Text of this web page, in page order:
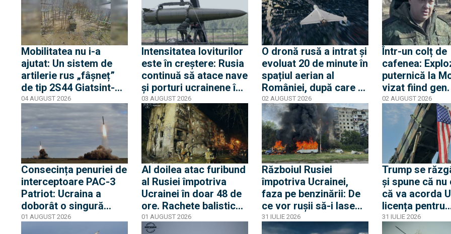
schimbări în
conducerea Armatei
ruse
răniți
împotriva orașelor
ucrainene
Mobilitatea nu i-a
ajutat: Un sistem de
artilerie rus „fâșneț”
de tip 2S44 Giatsint-K,
urmărit și distrus de o
dronă ucraineană
(Video). E doar al
doilea 2S44 distrus în
război
04 AUGUST 2026
Intensitatea loviturilor
este în creștere: Rusia
continuă să atace nave
și porturi ucrainene în
zona Mării Negre
03 AUGUST 2026
O dronă rusă a intrat și
evoluat 20 de minute în
spațiul aerian al
României, după care a
ieșit. La ieșire
ucrainenii au doborât-
o
02 AUGUST 2026
Într-un colț de
cafenea:
puternică la
vizat fiind
Aleksandr
șeful aviației
ruse cunoscut
„măcelarul din
Chaiko ar fi
supraviețuit
02 AUGUST 2026
Consecința penuriei de
interceptoare PAC-3
Patriot: Ucraina a
doborât o singură
rachetă balistică din
cele 27 de rachete
01 AUGUST 2026
Al doilea atac furibund
al Rusiei împotriva
Ucrainei în doar 48 de
ore. Rachete balistice
lansate sper Kiev au
lovit blocuri de
01 AUGUST 2026
Războiul Rusiei
împotriva Ucrainei,
faza pe benzinării: De
ce vor rușii să-i lase
fără combustibili pe
ucrainenii din zona
31 IULIE 2026
Trump se
și spune că nu
că va acorda
licența pentru
rachetele
31 IULIE 2026